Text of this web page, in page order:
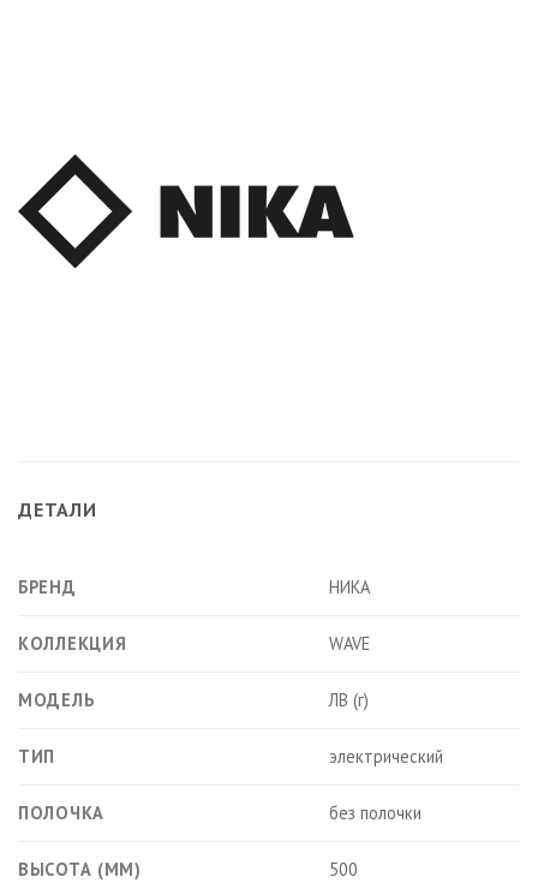
ДЕТАЛИ
БРЕНД НИКА
КОЛЛЕКЦИЯ WAVE
МОДЕЛЬ ЛВ (г)
ТИП электрический
ПОЛОЧКА без полочки
ВЫСОТА (ММ) 500